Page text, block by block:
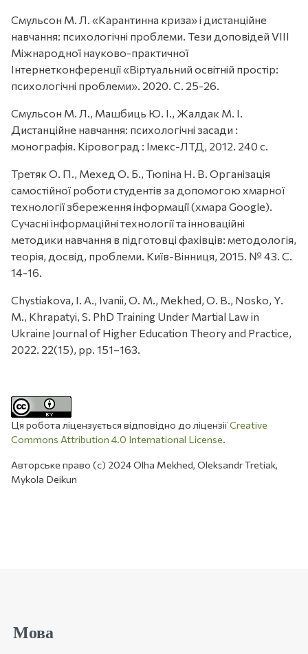
Смульсон М. Л. «Карантинна криза» і дистанційне
навчання: психологічні проблеми. Тези доповідей VIII
Міжнародної науково-практичної
Інтернетконференції «Віртуальний освітній простір:
психологічні проблеми». 2020. С. 25-26.
Смульсон М. Л., Машбиць Ю. І., Жалдак М. І.
Дистанційне навчання: психологічні засади :
монографія. Кіровоград : Імекс-ЛТД, 2012. 240 с.
Третяк О. П., Мехед О. Б., Тюпіна Н. В. Організація
самостійної роботи студентів за допомогою хмарної
технології збереження інформації (хмара Google).
Сучасні інформаційні технології та інноваційні
методики навчання в підготовці фахівців: методологія,
теорія, досвід, проблеми. Київ-Вінниця, 2015. № 43. С.
14-16.
Chystiakova, I. A., Ivanii, O. M., Mekhed, O. B., Nosko, Y.
M., Khrapatyi, S. PhD Training Under Martial Law in
Ukraine Journal of Higher Education Theory and Practice,
2022. 22(15), pp. 151–163.
Ця робота ліцензується відповідно до ліцензіїCreative
Commons Attribution 4.0 International License.
Авторське право (c) 2024 Olha Mekhed, Oleksandr Tretiak,
Mykola Deikun
Мова